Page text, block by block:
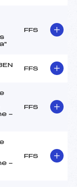
FFS
FFS
-
FFS
-
FFS